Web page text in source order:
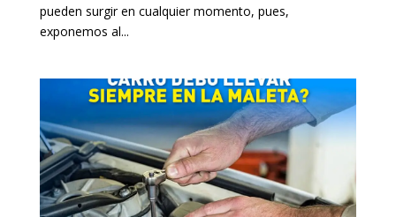
pueden surgir en cualquier momento, pues,
exponemos al...